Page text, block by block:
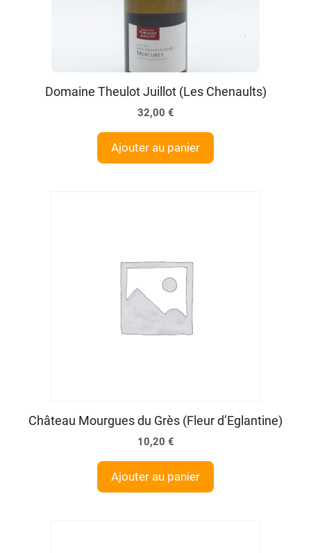
Domaine Theulot Juillot (Les Chenaults)
32,00 €
Ajouter au panier
Château Mourgues du Grès (Fleur d’Eglantine)
10,20 €
Ajouter au panier